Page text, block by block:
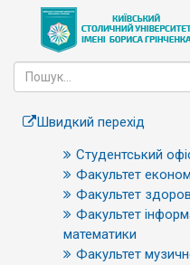
Швидкий перехід
Студентський
Факультет
Факультет
Факультет
математики
Факультет